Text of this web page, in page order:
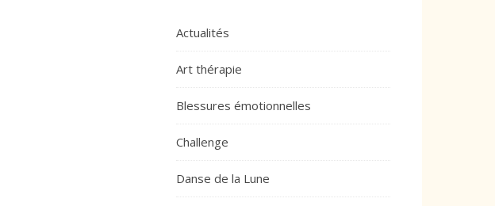
Actualités
Art thérapie
Blessures émotionnelles
Challenge
Danse de la Lune